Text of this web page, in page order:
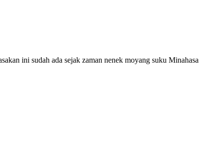
ini sudah ada sejak zaman nenek moyang suku Minahasa